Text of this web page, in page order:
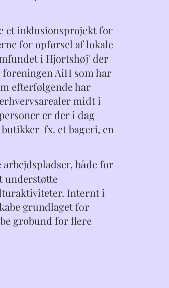
et inklusionsprojekt for
for opførsel af lokale
i Hjortshøj' der
AiH som har
efterfølgende har
midt i
er der i dag
fx. et bageri, en
både for
understøtte
Internt i
grundlaget for
grobund for flere